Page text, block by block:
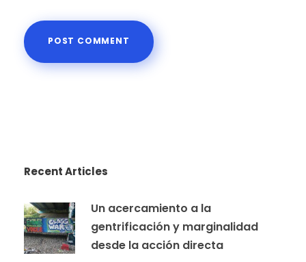
Recent Articles
Un acercamiento a la
gentrificación y marginalidad
desde la acción directa